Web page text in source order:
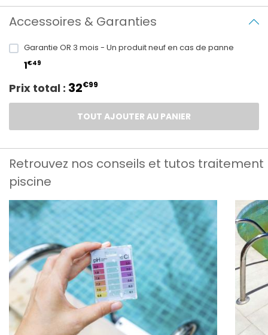
Accessoires & Garanties
Garantie OR 3 mois - Un produit neuf en cas de panne
1€49
Prix total : 32€99
TOUT AJOUTER AU PANIER
Retrouvez nos conseils et tutos traitement
piscine